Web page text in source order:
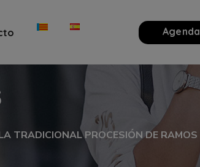
Agenda
TRADICIONAL PROCESIÓN DE RAMOS